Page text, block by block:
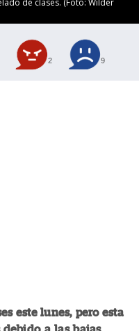
2 9
este lunes, pero esta